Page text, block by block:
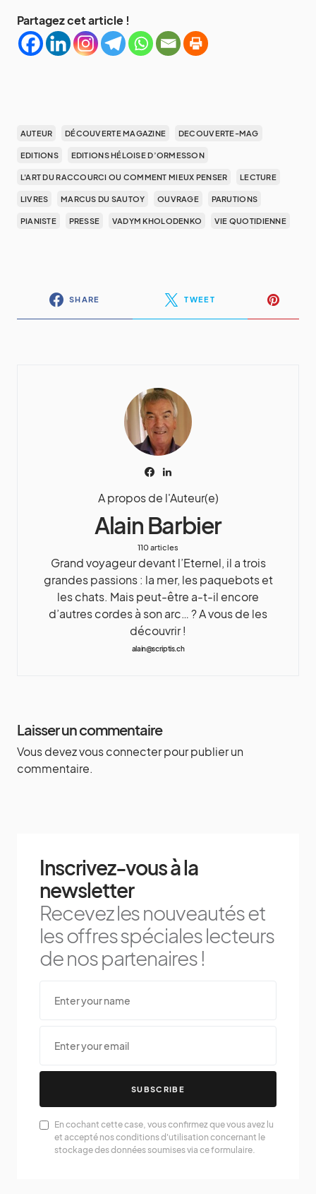
Partagez cet article !
AUTEUR DÉCOUVERTE MAGAZINE DECOUVERTE-MAG
EDITIONS EDITIONS HÉLOISE D’ORMESSON
L'ART DU RACCOURCI OU COMMENT MIEUX PENSER LECTURE
LIVRES MARCUS DU SAUTOY OUVRAGE PARUTIONS
PIANISTE PRESSE VADYM KHOLODENKO VIE QUOTIDIENNE
SHARE TWEET
A propos de l'Auteur(e)
Alain Barbier
110 articles
Grand voyageur devant l’Eternel, il a trois
grandes passions : la mer, les paquebots et
les chats. Mais peut-être a-t-il encore
d’autres cordes à son arc… ? A vous de les
découvrir !
alain@scriptis.ch
Laisser un commentaire
Vous devezvous connecterpour publier un
commentaire.
Inscrivez-vous à la
newsletter
Recevez les nouveautés et
les offres spéciales lecteurs
de nos partenaires !
SUBSCRIBE
En cochant cette case, vous confirmez que vous avez lu
et accepté nos conditions d'utilisation concernant le
stockage des données soumises via ce formulaire.